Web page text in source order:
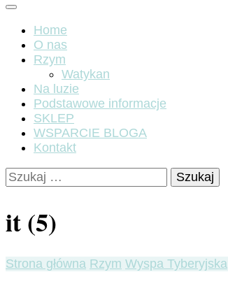
Home
O nas
Rzym
Watykan
Na luzie
Podstawowe informacje
SKLEP
WSPARCIE BLOGA
Kontakt
Szukaj:
it (5)
Strona główna Rzym Wyspa Tyberyjska